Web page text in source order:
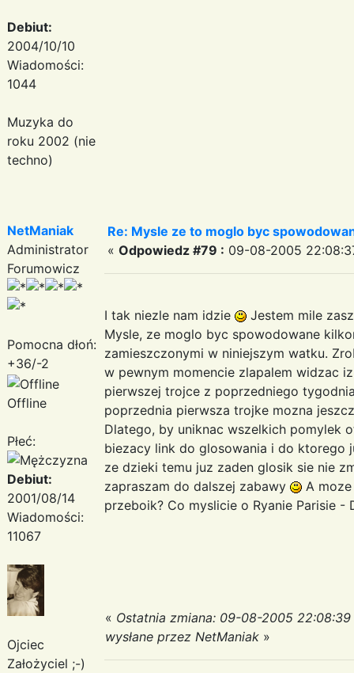
Debiut:
2004/10/10
Wiadomości:
1044
Muzyka do
roku 2002 (nie
techno)
NetManiak
Administrator
Forumowicz
Pomocna dłoń:
+36/-2
Offline
Płeć:
Debiut:
2001/08/14
Wiadomości:
11067
Ojciec
Założyciel ;-)
Re: Mysle ze to moglo byc
« Odpowiedz #79 : 09-08-2005
I tak niezle nam idzie
Jestem mile
Mysle, ze moglo byc spowodowane
zamieszczonymi w niniejszym watku.
w pewnym momencie zlapalem widzac
pierwszej trojce z poprzedniego
poprzednia pierwsza trojke mozna
Dlatego, by uniknac wszelkich pomylek
biezacy link do glosowania i do ktorego
ze dzieki temu juz zaden glosik sie nie
zapraszam do dalszej zabawy
A
przeboik? Co myslicie o Ryanie Parisie -
« Ostatnia zmiana: 09-08-2005 22:08:39
wysłane przez NetManiak »